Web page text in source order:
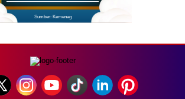
Sumber: Kemenag